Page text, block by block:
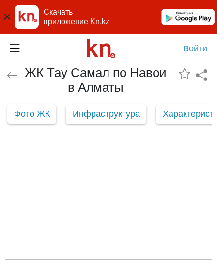
Скачать
приложение Kn.kz
Войти
ЖК Тау Самал по Навои
в Алматы
Фото ЖК Инфраструктура